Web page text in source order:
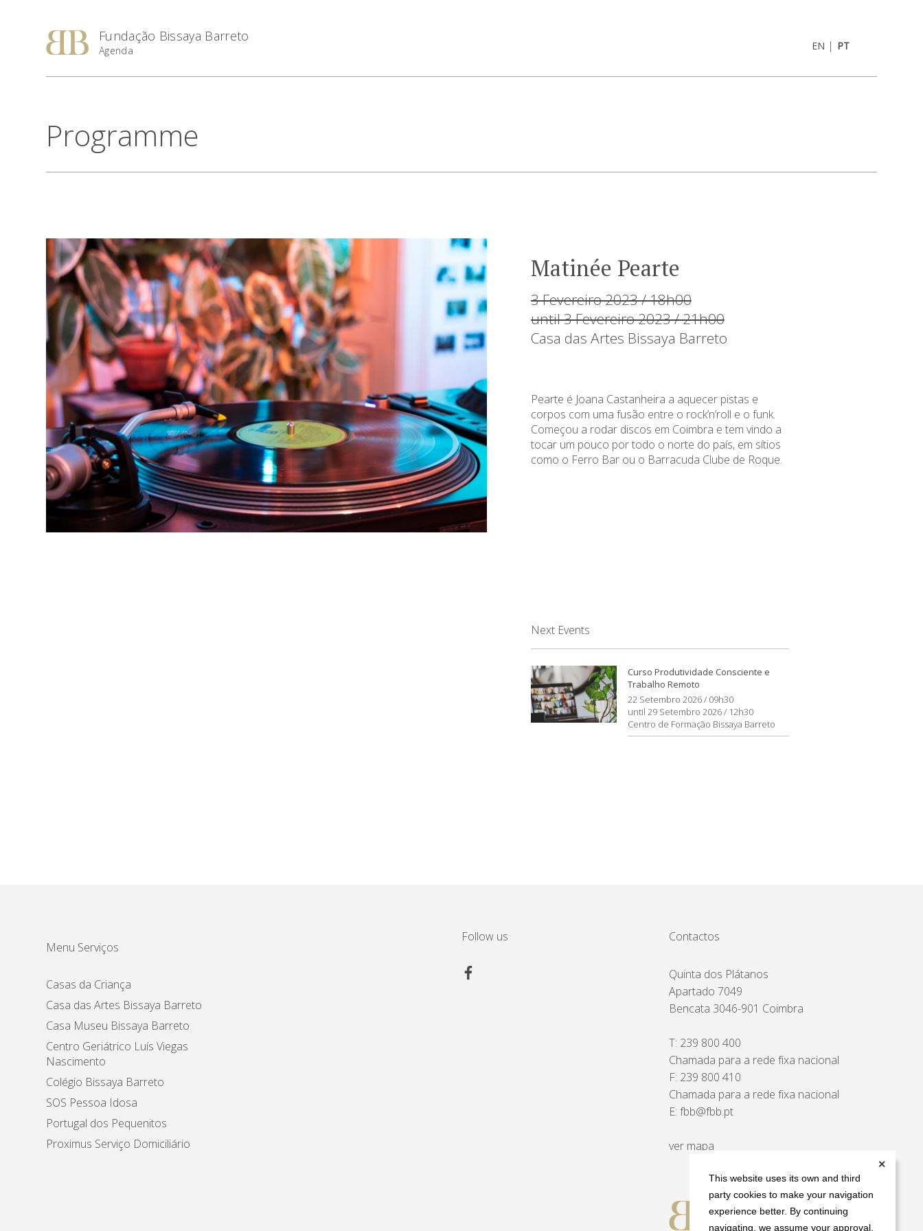
This website uses its own and third
party cookies to make your navigation
experience better. By continuing
navigating, we assume your approval.
✕
Fundação Bissaya Barreto
Agenda EN | PT
Programme
Matinée Pearte
3 Fevereiro 2023 / 18h00
until 3 Fevereiro 2023 / 21h00
Casa das Artes Bissaya Barreto
Pearte é Joana Castanheira a aquecer pistas e
corpos com uma fusão entre o rock’n’roll e o funk.
Começou a rodar discos em Coimbra e tem vindo a
tocar um pouco por todo o norte do país, em sítios
como o Ferro Bar ou o Barracuda Clube de Roque.
Next Events
Curso Produtividade Consciente e
Trabalho Remoto
22 Setembro 2026 / 09h30
until 29 Setembro 2026 / 12h30
Centro de Formação Bissaya Barreto
Menu Serviços
Casas da Criança
Casa das Artes Bissaya Barreto
Casa Museu Bissaya Barreto
Centro Geriátrico Luís Viegas
Nascimento
Colégio Bissaya Barreto
SOS Pessoa Idosa
Portugal dos Pequenitos
Proximus Serviço Domiciliário
Follow us Contactos
Quinta dos Plátanos
Apartado 7049
Bencata 3046-901 Coimbra
T: 239 800 400
Chamada para a rede fixa nacional
F: 239 800 410
Chamada para a rede fixa nacional
E:fbb@fbb.pt
ver mapa